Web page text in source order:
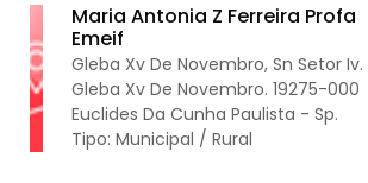
Maria Antonia Z Ferreira Profa
Emeif
Gleba Xv De Novembro, Sn Setor Iv.
Gleba Xv De Novembro. 19275-000
Euclides Da Cunha Paulista - Sp.
Tipo: Municipal / Rural